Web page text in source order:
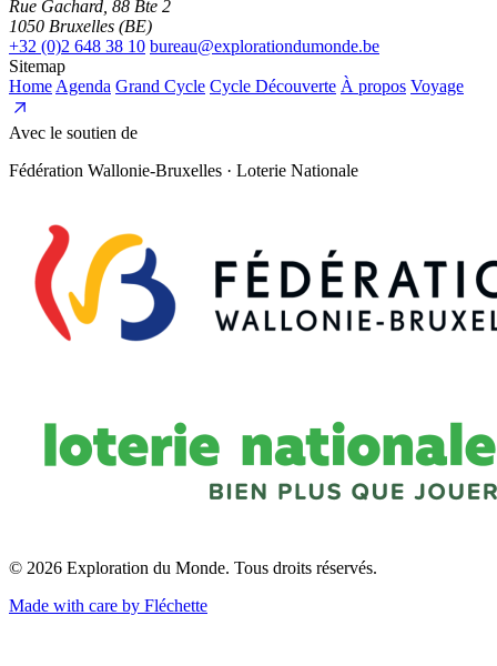
Rue Gachard, 88 Bte 2
1050 Bruxelles (BE)
+32 (0)2 648 38 10 bureau@explorationdumonde.be
Sitemap
Home Agenda Grand Cycle Cycle Découverte À propos Voyage
Avec le soutien de
Fédération Wallonie-Bruxelles · Loterie Nationale
© 2026 Exploration du Monde. Tous droits réservés.
Made with care by Fléchette